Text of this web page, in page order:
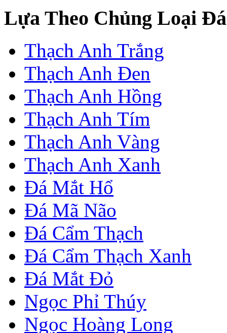
Lựa Theo Chủng Loại Đá
Thạch Anh Trắng
Thạch Anh Đen
Thạch Anh Hồng
Thạch Anh Tím
Thạch Anh Vàng
Thạch Anh Xanh
Đá Mắt Hổ
Đá Mã Não
Đá Cẩm Thạch
Đá Cẩm Thạch Xanh
Đá Mắt Đỏ
Ngọc Phỉ Thúy
Ngọc Hoàng Long